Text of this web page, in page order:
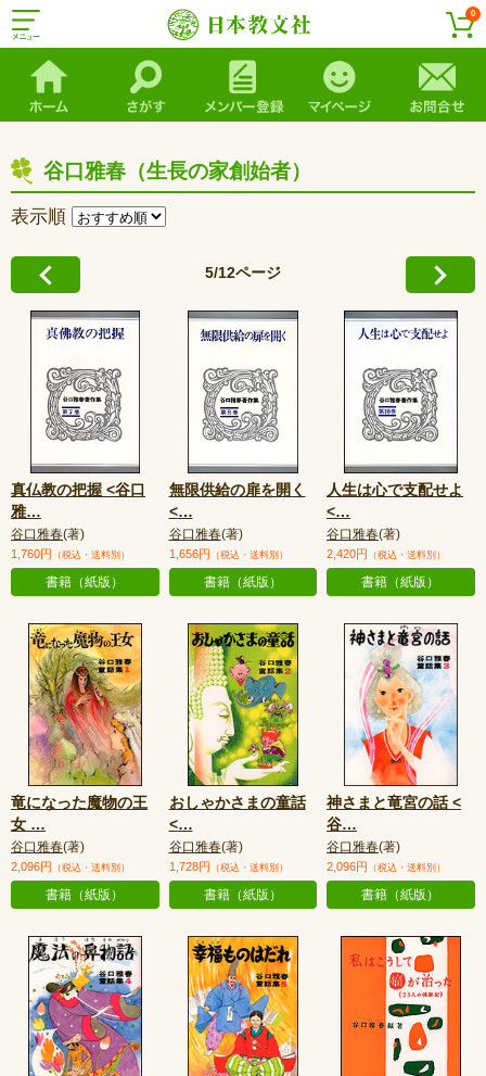
0
谷口雅春（生長の家創始者）
表示順
5/12ページ
真仏教の把握 <谷口
雅…
谷口雅春(著)
1,760円 （税込・送料別）
書籍（紙版）
無限供給の扉を開く
<…
谷口雅春(著)
1,656円 （税込・送料別）
書籍（紙版）
人生は心で支配せよ
<…
谷口雅春(著)
2,420円 （税込・送料別）
書籍（紙版）
竜になった魔物の王
女 …
谷口雅春(著)
2,096円 （税込・送料別）
書籍（紙版）
おしゃかさまの童話
<…
谷口雅春(著)
1,728円 （税込・送料別）
書籍（紙版）
神さまと竜宮の話 <
谷…
谷口雅春(著)
2,096円 （税込・送料別）
書籍（紙版）